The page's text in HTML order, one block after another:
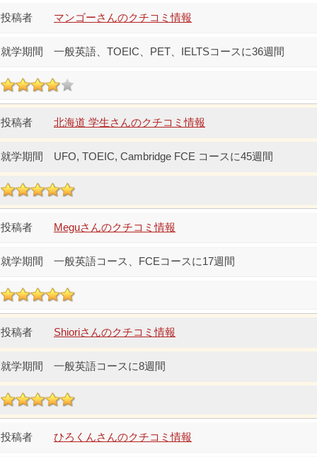
マンゴーさんのクチコミ情報
一般英語、TOEIC、PET、IELTSコースに36週間
北海道 学生さんのクチコミ情報
UFO, TOEIC, Cambridge FCE コースに45週間
Meguさんのクチコミ情報
一般英語コース、FCEコースに17週間
Shioriさんのクチコミ情報
一般英語コースに8週間
ひろくんさんのクチコミ情報